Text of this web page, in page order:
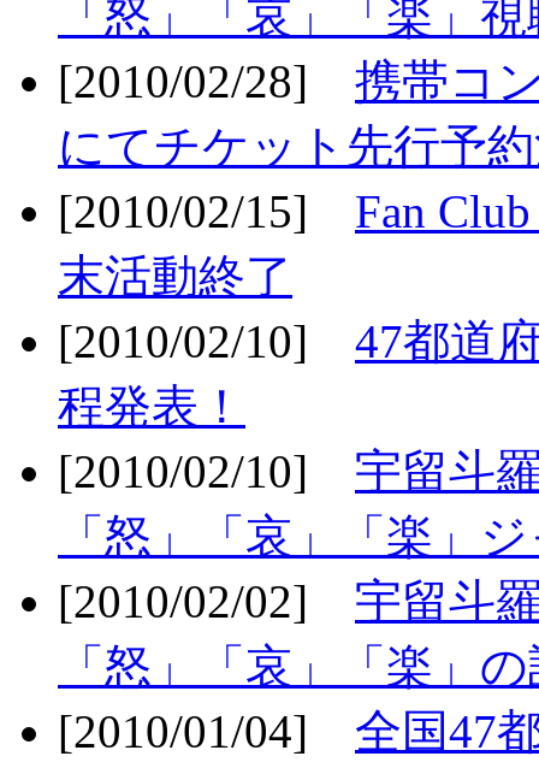
「怒」「哀」「楽」
[2010/02/28] 携帯コ
にてチケット先行予
[2010/02/15] Fan
末活動終了
[2010/02/10] 47都道
程発表！
[2010/02/10] 宇留斗
「怒」「哀」「楽」
[2010/02/02] 宇留斗
「怒」「哀」「楽」
[2010/01/04] 全国47